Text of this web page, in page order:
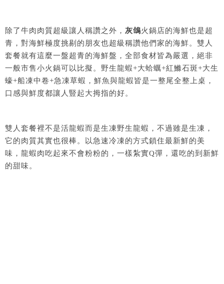
除了牛肉肉質超級讓人稱讚之外， 灰鴿火鍋店的海鮮也是超
青，對海鮮極度挑剔的朋友也超級稱讚他們家的海鮮。雙人
套餐就有這麼一盤超青的海鮮盤，全部食材皆為嚴選，絕非
一般市售小火鍋可以比擬。野生龍蝦+大蛤蠣+紅鰷石斑+大生
蠔+船凍中卷+急凍草蝦，鮮魚與龍蝦皆是一整尾全整上桌，
口感與鮮度都讓人豎起大拇指的好。
雙人套餐裡不是活龍蝦而是生凍野生龍蝦，不過雖是生凍，
它的肉質其實也很棒。以急速冷凍的方式鎖住最新鮮的美
味，龍蝦肉吃起來不會粉粉的，一樣紮實Q彈，還吃的到新鮮
的甜味。